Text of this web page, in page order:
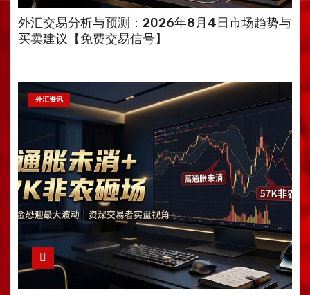
外汇交易分析与预测：2026年8月4日市场趋势与
买卖建议【免费交易信号】
外汇资讯